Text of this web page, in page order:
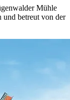
Mühle
betreut von der